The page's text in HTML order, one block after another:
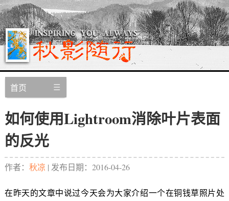
首页
如何使用Lightroom消除叶片表面
的反光
作者： 秋凉 | 发布日期： 2016-04-26
在昨天的文章中说过今天会为大家介绍一个在铜钱草照片处